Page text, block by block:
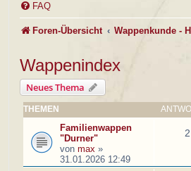
FAQ
Foren-Übersicht Wappenkunde -
Wappenindex
Neues Thema
THEMEN
Familienwappen
"Durner"
von max »
31.01.2026 12:49
2